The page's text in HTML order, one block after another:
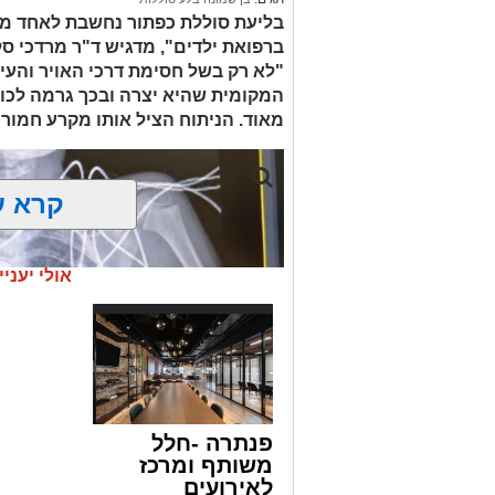
בסחר בסמים, זוהו על פי החשד שתי
העיר ירושלים נעצרה והועברה להמשיך
מעצרם של החשודים הוארך בבית המשפט.
בליעת סוללת כפתור נחשבת לאחד
ברפואת ילדים", מדגיש ד"ר מרדכי
"לא רק בשל חסימת דרכי האויר
המקומית שהיא יצרה ובכך גרמה
מאוד. הניתוח הציל אותו מקרע
קרא
אולי
פנתרה -חלל
משותף ומרכז
לאירועים